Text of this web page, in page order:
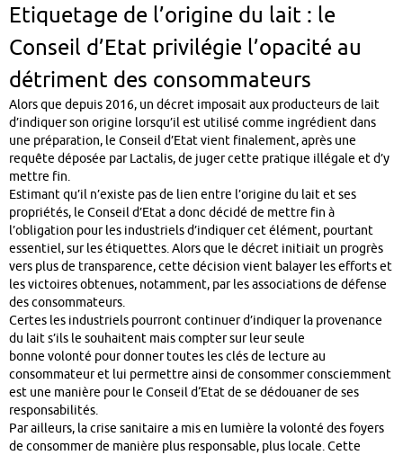
Etiquetage de l’origine du lait : le
Conseil d’Etat privilégie l’opacité au
détriment des consommateurs
Alors que depuis 2016, un décret imposait aux producteurs de lait
d’indiquer son origine lorsqu’il est utilisé comme ingrédient dans
une préparation, le Conseil d’Etat vient finalement, après une
requête déposée par Lactalis, de juger cette pratique illégale et d’y
mettre fin.
Estimant qu’il n’existe pas de lien entre l’origine du lait et ses
propriétés, le Conseil d’Etat a donc décidé de mettre fin à
l’obligation pour les industriels d’indiquer cet élément, pourtant
essentiel, sur les étiquettes. Alors que le décret initiait un progrès
vers plus de transparence, cette décision vient balayer les efforts et
les victoires obtenues, notamment, par les associations de défense
des consommateurs.
Certes les industriels pourront continuer d’indiquer la provenance
du lait s’ils le souhaitent mais compter sur leur seule
bonne volonté pour donner toutes les clés de lecture au
consommateur et lui permettre ainsi de consommer consciemment
est une manière pour le Conseil d‘Etat de se dédouaner de ses
responsabilités.
Par ailleurs, la crise sanitaire a mis en lumière la volonté des foyers
de consommer de manière plus responsable, plus locale. Cette